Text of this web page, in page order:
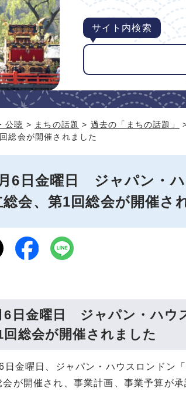
サイト内検索
公聴 > まちの話題 > 過去の「まちの話題」
総会が開催されました
6日金曜日 ジャパン・
総会、第1回総会が開催さ
6日金曜日 ジャパン・ハウ
回総会が開催されました
日金曜日、ジャパン・ハウスロンドン
会が開催され、事業計画、事業予算が承